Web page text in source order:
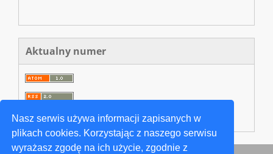
Nasz serwis używa informacji zapisanych w
plikach cookies. Korzystając z naszego serwisu
wyrażasz zgodę na ich użycie, zgodnie z
Aktualny numer